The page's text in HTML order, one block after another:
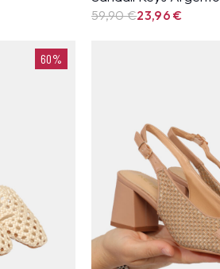
59,90€23,96€
60%